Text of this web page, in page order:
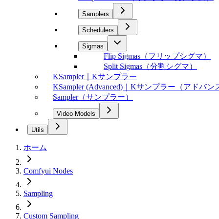
Samplers
Schedulers
Sigmas
Flip Sigmas（フリップシグマ）
Split Sigmas（分割シグマ）
KSampler｜Kサンプラー
KSampler (Advanced)｜Kサンプラー（アドバン
Sampler（サンプラー）
Video Models
Utils
ホーム
Comfyui Nodes
Sampling
Custom Sampling